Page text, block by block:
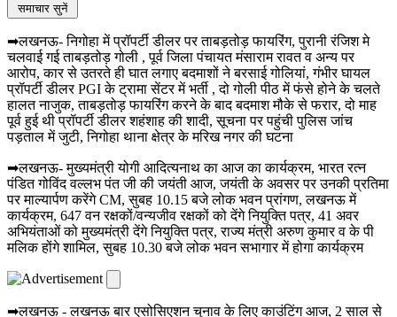
समाचार सुनें
➡लखनऊ- निगोहा में प्रॉपर्टी डीलर पर ताबड़तोड़ फायरिंग, पुरानी रंजिश मे
चलवाई गई ताबड़तोड़ गोली , पूर्व जिला पंचायत मंसाराम रावत व अन्य पर
आरोप, कार से उतरते ही घात लगाए बदमाशों ने बरसाई गोलियां, गंभीर घायल
प्रॉपर्टी डीलर PGI के ट्रामा सेंटर में भर्ती , दो गोली पीठ में फंसे होने के चलते
हालत नाजुक, ताबड़तोड़ फायरिंग करने के बाद बदमाश मौके से फरार, दो माह
पूर्व हुई थी प्रॉपर्टी डीलर शहंशाह की शादी, सूचना पर पहुंची पुलिस जांच
पड़ताल में जुटी, निगोहा थाना क्षेत्र के मरिख नगर की घटना
➡लखनऊ- मुख्यमंत्री योगी आदित्यनाथ का आज का कार्यक्रम, भारत रत्न
पंडित गोविंद वल्लभ पंत जी की जयंती आज, जयंती के अवसर पर उनकी प्रतिमा
पर माल्यार्पण करेंगे CM, सुबह 10.15 बजे लोक भवन प्रांगण, लखनऊ में
कार्यक्रम, 647 वन रक्षकों/वन्यजीव रक्षकों को देंगे नियुक्ति पत्र, 41 अवर
अभियंताओं को मुख्यमंत्री देंगे नियुक्ति पत्र, राज्य मंत्री अरुण कुमार व के पी
मलिक होंगे शामिल, सुबह 10.30 बजे लोक भवन सभागार में होगा कार्यक्रम
➡लखनऊ - लखनऊ बार एसोसिएशन चुनाव के लिए काउंटिंग आज, 2 साल से